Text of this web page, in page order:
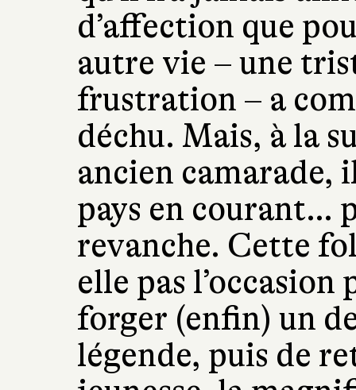
d’affection que
autre vie – une
frustration – a
déchu. Mais, à la
ancien camarade,
pays en courant…
revanche. Cette
elle pas
forger (enfin) un
légende, puis de